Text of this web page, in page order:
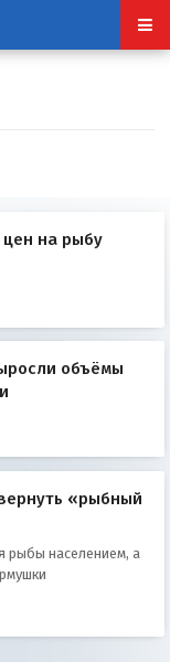
на рыбу
объёмы
«рыбный
рыбы населением, а